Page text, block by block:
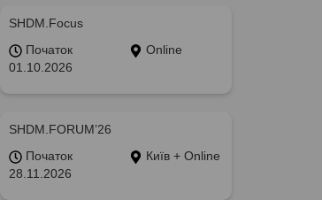
SHDM.Focus
Початок
01.10.2026
Online
SHDM.FORUM’26
Початок
28.11.2026
Київ + Online